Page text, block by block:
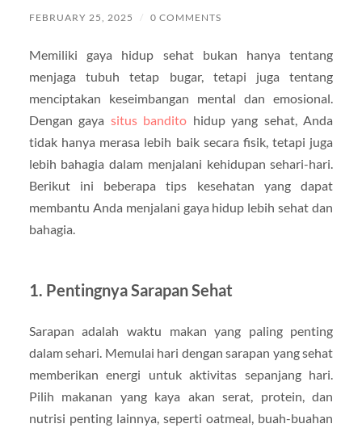
FEBRUARY 25, 2025 / 0 COMMENTS
Memiliki gaya hidup sehat bukan hanya tentang
menjaga tubuh tetap bugar, tetapi juga tentang
menciptakan keseimbangan mental dan emosional.
Dengan gaya situs bandito hidup yang sehat, Anda
tidak hanya merasa lebih baik secara fisik, tetapi juga
lebih bahagia dalam menjalani kehidupan sehari-hari.
Berikut ini beberapa tips kesehatan yang dapat
membantu Anda menjalani gaya hidup lebih sehat dan
bahagia.
1. Pentingnya Sarapan Sehat
Sarapan adalah waktu makan yang paling penting
dalam sehari. Memulai hari dengan sarapan yang sehat
memberikan energi untuk aktivitas sepanjang hari.
Pilih makanan yang kaya akan serat, protein, dan
nutrisi penting lainnya, seperti oatmeal, buah-buahan